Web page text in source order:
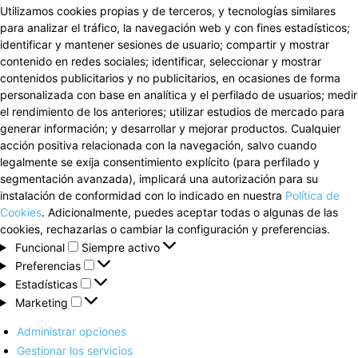
Utilizamos cookies propias y de terceros, y tecnologías similares
para analizar el tráfico, la navegación web y con fines estadísticos;
identificar y mantener sesiones de usuario; compartir y mostrar
contenido en redes sociales; identificar, seleccionar y mostrar
contenidos publicitarios y no publicitarios, en ocasiones de forma
personalizada con base en analítica y el perfilado de usuarios; medir
el rendimiento de los anteriores; utilizar estudios de mercado para
generar información; y desarrollar y mejorar productos. Cualquier
acción positiva relacionada con la navegación, salvo cuando
legalmente se exija consentimiento explícito (para perfilado y
segmentación avanzada), implicará una autorización para su
instalación de conformidad con lo indicado en nuestra Política de
Cookies. Adicionalmente, puedes aceptar todas o algunas de las
cookies, rechazarlas o cambiar la configuración y preferencias.
Funcional
Funcional
Siempre activo
Preferencias
Preferencias
Estadísticas
Estadísticas
Marketing
Marketing
Administrar opciones
Gestionar los servicios